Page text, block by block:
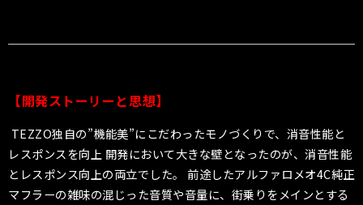
【開発ストーリーと思想】
TEZZO独自の”機能美”にこだわったモノづくりで、消音性能と
レスポンスを向上 開発において大きな壁となったのが、消音性能
とレスポンス向上の両立でした。 前途したアルファロメオ4C純正
マフラーの雑味の混じった音質や音量に、街乗りをメインとする